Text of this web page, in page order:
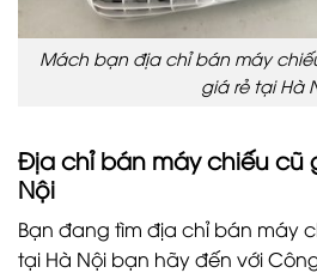
Mách bạn địa chỉ bán máy
giá rẻ tại Hà
Địa chỉ bán máy chiếu cũ
Nội
Bạn đang tìm địa chỉ bán máy
tại Hà Nội bạn hãy đến với